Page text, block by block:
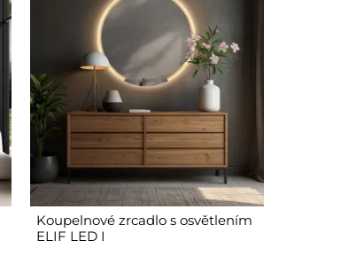
Koupelnové zrcadlo s osvětlením
ELIF LED I